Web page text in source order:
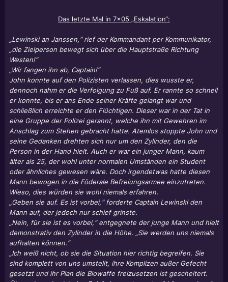
Das letzte Mal in 7x05 „Eskalation“:
„Lewinski an Janssen,“ rief der Kommandant per Kommunikator,
„die Zielperson bewegt sich über die Hauptstraße Richtung
Westen!“
„Wir fangen ihn ab, Captain!“
John konnte auf den Polizisten verlassen, dies wusste er,
dennoch nahm er die Verfolgung zu Fuß auf. Er rannte so schnell
er konnte, bis er ans Ende seiner Kräfte gelangt war und
schließlich erreichte er den Flüchtigen. Dieser war in der Tat in
eine Gruppe der Polizei gerannt, welche ihn mit Gewehren im
Anschlag zum Stehen gebracht hatte. Atemlos stoppte John und
seine Gedanken drehten sich nur um den Zylinder, den die
Person in der Hand hielt. Auch er war ein junger Mann, kaum
älter als 25, der wohl unter normalen Umständen ein Student
oder ähnliches gewesen wäre. Doch irgendetwas hatte diesen
Mann bewogen in die Föderale Befreiungsarmee einzutreten.
Wieso, dies würden sie wohl niemals erfahren.
„Geben sie auf. Es ist vorbei,“ forderte Captain Lewinski den
Mann auf, der jedoch nur schief grinste.
„Nein, für sie ist es vorbei,“ entgegnete der junge Mann und hielt
demonstrativ den Zylinder in die Höhe. „Sie werden uns niemals
aufhalten können.“
„Ich weiß nicht, ob sie die Situation hier richtig begreifen. Sie
sind komplett von uns umstellt, ihre Komplizen außer Gefecht
gesetzt und ihr Plan die Biowaffe freizusetzen ist gescheitert.